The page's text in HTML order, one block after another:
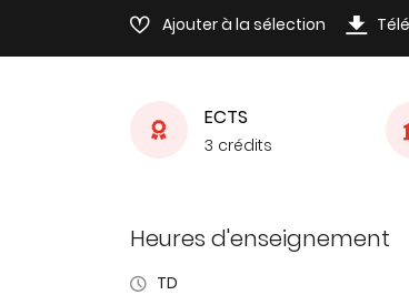
Ajouter à la sélection
ECTS
3 crédits
Heures d'enseignement
TD